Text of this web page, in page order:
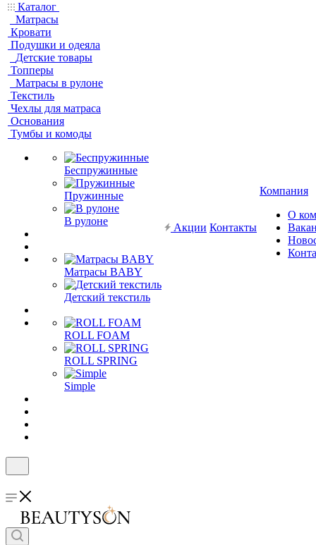
Каталог
Матрасы
Кровати
Подушки и одеяла
Детские товары
Топперы
Матрасы в рулоне
Текстиль
Чехлы для матраса
Основания
Тумбы и комоды
Беспружинные
Пружинные
В рулоне
Матрасы BABY
Детский текстиль
ROLL FOAM
ROLL SPRING
Simple
Акции Контакты
Компания
О